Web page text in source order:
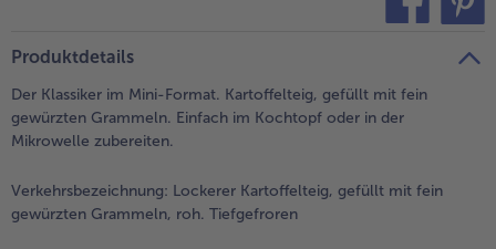
Produktdetails
Der Klassiker im Mini-Format. Kartoffelteig, gefüllt mit fein
gewürzten Grammeln. Einfach im Kochtopf oder in der
Mikrowelle zubereiten.
Verkehrsbezeichnung: Lockerer Kartoffelteig, gefüllt mit fein
gewürzten Grammeln, roh. Tiefgefroren